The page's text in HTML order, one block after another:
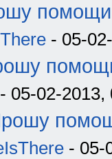
помощи
- 05-
- 05-02-2013,
- 05-